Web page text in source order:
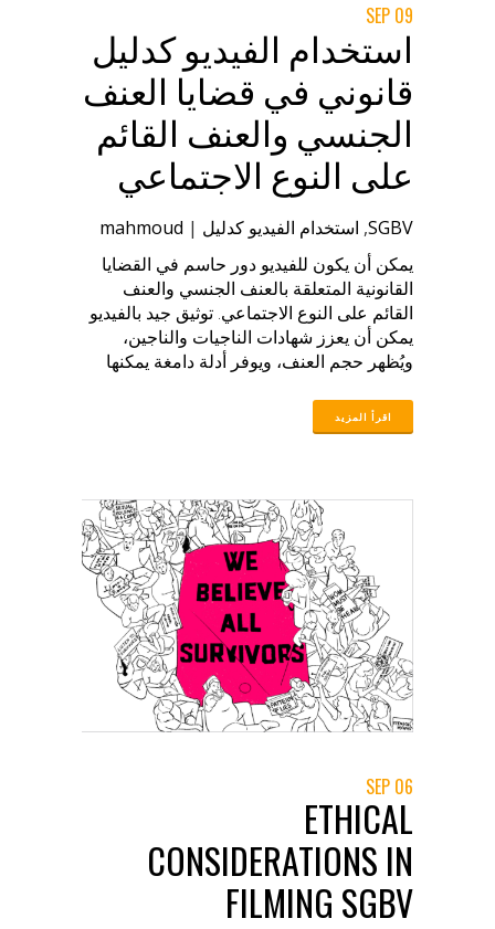
09 SEP
استخدام الفيديو كدليل
قانوني في قضايا العنف
الجنسي والعنف القائم
على النوع الاجتماعي
SGBV
, استخدام الفيديو كدليل |
mahmoud
يمكن أن يكون للفيديو دور حاسم في القضايا
القانونية المتعلقة بالعنف الجنسي والعنف
القائم على النوع الاجتماعي. توثيق جيد بالفيديو
يمكن أن يعزز شهادات الناجيات والناجين،
ويُظهر حجم العنف، ويوفر أدلة دامغة يمكنها
الأدلة يتطلب نهجًا دقيقًا يأخذ في الاعتبار
المعايير القانونية والمخاطر المحتملة على
بحيث تكون قوية وقابلة للاستخدام في المحاكم
لتحقيق العدالة. اطلع على دليلنا الكامل لمعرفة
كيفية استخدام الفيديو كدليل قانوني فعال في
قضايا العنف الجنسي والعنف القائم على النوع
الاجتماعي. – متاح أيضاً بالانجليزية
06 SEP
ETHICAL
CONSIDERATIONS IN
FILMING SGBV